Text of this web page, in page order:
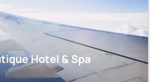
Hotel & Spa